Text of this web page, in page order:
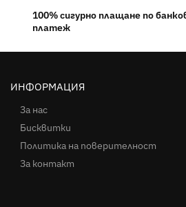
100% сигурно плащане по
платеж
ИНФОРМАЦИЯ
За нас
Бисквитки
Политика на поверителност
За контакт